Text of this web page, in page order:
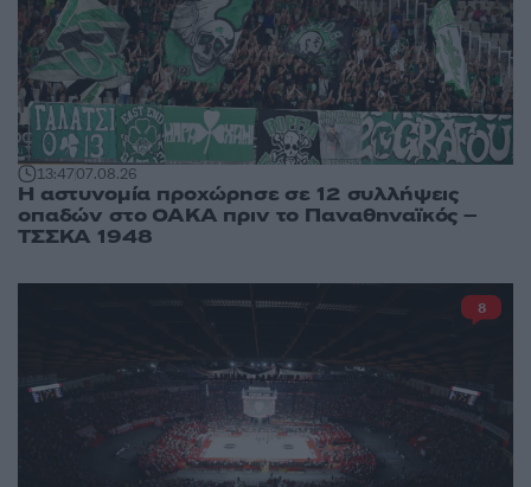
13:4707.08.26
Η αστυνομία προχώρησε σε 12 συλλήψεις
οπαδών στο ΟΑΚΑ πριν το Παναθηναϊκός –
ΤΣΣΚΑ 1948
8